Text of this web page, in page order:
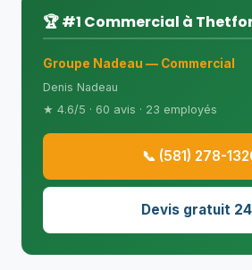
🏆 #1 Commercial à
Groupe Nadeau — Commercial
Denis Nadeau
★ 4.6/5 · 60 avis · 23 employés
📞 (581) 278-
Devis gratuit